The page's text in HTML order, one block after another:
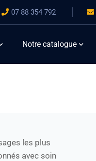
07 88 354 792
Notre catalogue
les plus
avec soin